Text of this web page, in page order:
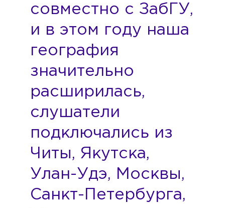
совместно с ЗабГУ,
и в этом году наша
география
значительно
расширилась,
слушатели
подключались из
Читы, Якутска,
Улан-Удэ, Москвы,
Санкт-Петербурга,